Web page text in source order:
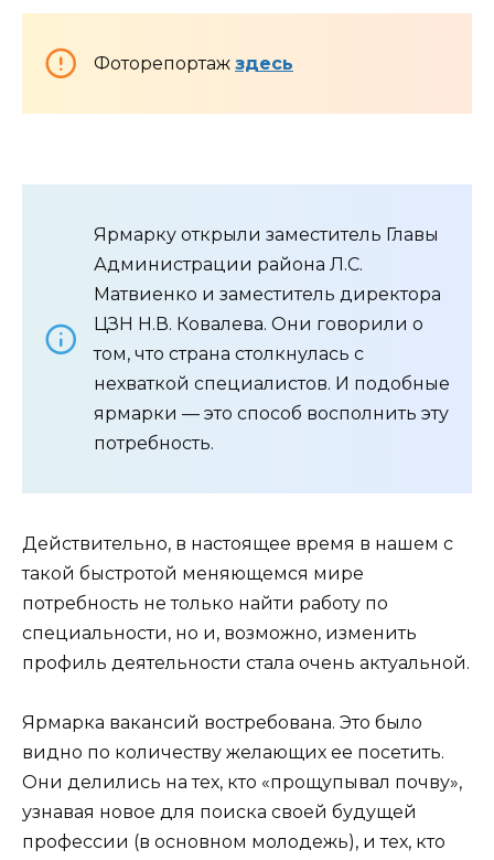
Фоторепортаж здесь
Ярмарку открыли заместитель Главы
Администрации района Л.С.
Матвиенко и заместитель директора
ЦЗН Н.В. Ковалева. Они говорили о
том, что страна столкнулась с
нехваткой специалистов. И подобные
ярмарки — это способ восполнить эту
потребность.
Действительно, в настоящее время в нашем с
такой быстротой меняющемся мире
потребность не только найти работу по
специальности, но и, возможно, изменить
профиль деятельности стала очень актуальной.
Ярмарка вакансий востребована. Это было
видно по количеству желающих ее посетить.
Они делились на тех, кто «прощупывал почву»,
узнавая новое для поиска своей будущей
профессии (в основном молодежь), и тех, кто